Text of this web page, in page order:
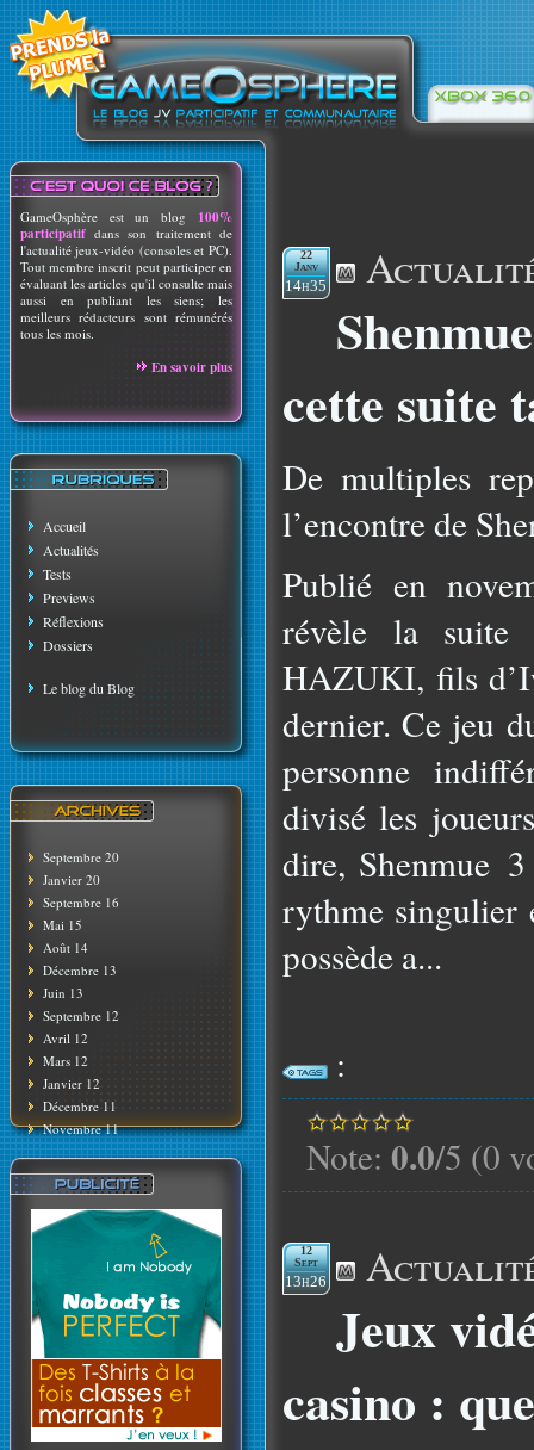
GameOsphère est un blog 100%
participatif dans son traitement de
l'actualité jeux-vidéo (consoles et PC).
Tout membre inscrit peut participer en
évaluant les articles qu'il consulte mais
aussi en publiant les siens; les
meilleurs rédacteurs sont rémunérés
tous les mois.
En savoir plus
Accueil
Actualités
Tests
Previews
Réflexions
Dossiers
Le blog du Blog
Septembre 20
Janvier 20
Septembre 16
Mai 15
Août 14
Décembre 13
Juin 13
Septembre 12
Avril 12
Mars 12
Janvier 12
Décembre 11
Novembre 11
22
Janv
14h35
cette suite
De multiples
l’encontre de
Publié en
révèle la suite
HAZUKI, fils
dernier. Ce jeu
personne
divisé les
dire, Shenmue
rythme singulier
possède a...
:
Note: 0.0/5 (0
12
Sept
13h26
Jeux
casino :